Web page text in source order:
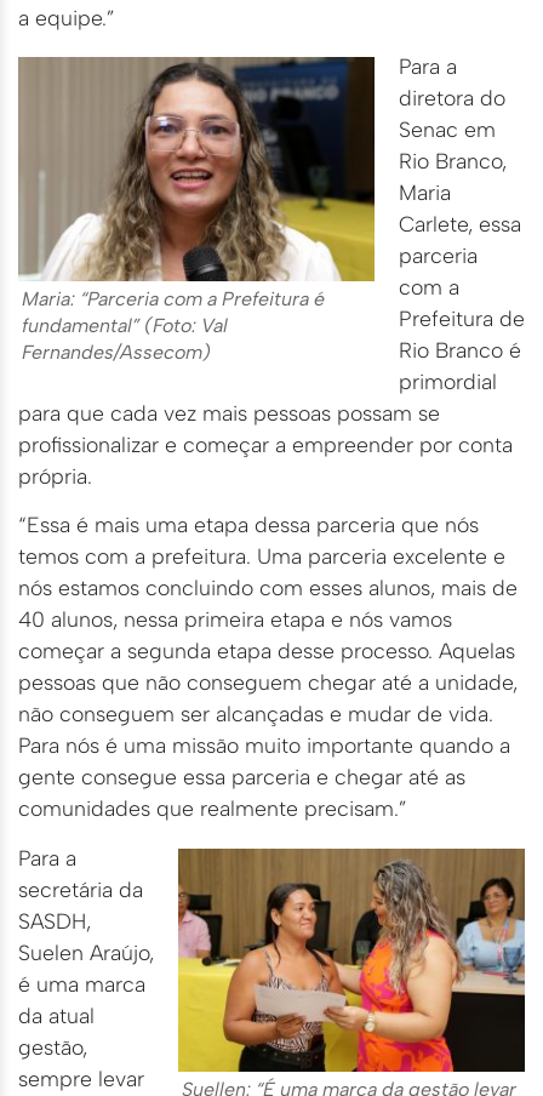
a equipe.”
Maria: “Parceria com a Prefeitura é
fundamental” (Foto: Val
Fernandes/Assecom)
Para a
diretora do
Senac em
Rio Branco,
Maria
Carlete, essa
parceria
com a
Prefeitura de
Rio Branco é
primordial
para que cada vez mais pessoas possam se
profissionalizar e começar a empreender por conta
própria.
“Essa é mais uma etapa dessa parceria que nós
temos com a prefeitura. Uma parceria excelente e
nós estamos concluindo com esses alunos, mais de
40 alunos, nessa primeira etapa e nós vamos
começar a segunda etapa desse processo. Aquelas
pessoas que não conseguem chegar até a unidade,
não conseguem ser alcançadas e mudar de vida.
Para nós é uma missão muito importante quando a
gente consegue essa parceria e chegar até as
comunidades que realmente precisam.”
Suellen: “É uma marca da gestão levar
Para a
secretária da
SASDH,
Suelen Araújo,
é uma marca
da atual
gestão,
sempre levar